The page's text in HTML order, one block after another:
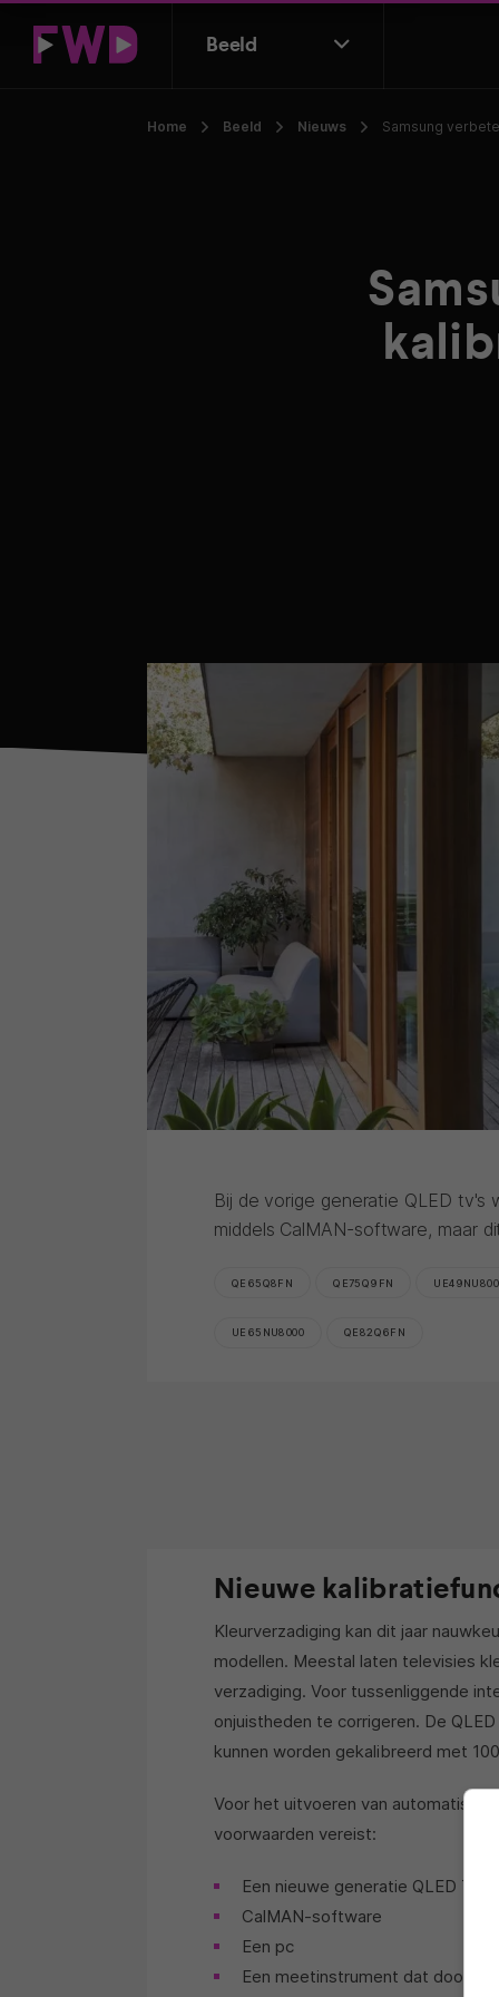
Beeld
Home Beeld Nieuws Samsung
Bij de vorige generatie QLED tv's
middels CalMAN-software, maar
QE65Q8FN QE75Q9FN
UE65NU8000 QE82Q6FN
Nieuwe
Kleurverzadiging kan dit jaar
modellen. Meestal laten televisies
verzadiging. Voor tussenliggende
onjuistheden te corrigeren. De
kunnen worden gekalibreerd met
Voor het uitvoeren van
voorwaarden vereist:
Een nieuwe generatie QLED TV
CalMAN-software
Een pc
Een meetinstrument dat door